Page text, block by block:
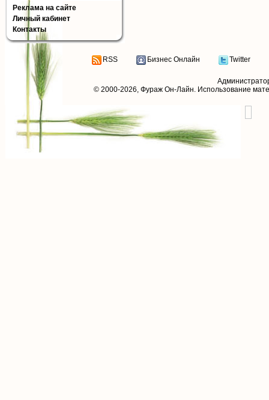
Реклама на сайте
Личный кабинет
Контакты
RSS Бизнес Онлайн Twitter
© 2000-2026, Фураж Он-Лайн. Использование